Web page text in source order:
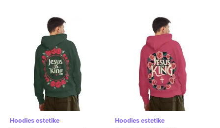
Hoodies estetike Hoodies estetike